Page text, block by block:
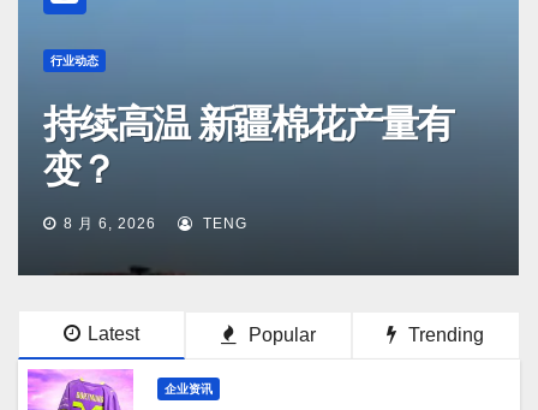
行业动态
持续高温 新疆棉花产量有
变？
8 月 6, 2026 TENG
Latest Popular Trending
企业资讯